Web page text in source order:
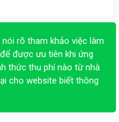
nói rõ tham khảo việc làm
để được ưu tiên khi ứng
thức thu phí nào từ nhà
cho website biết thông